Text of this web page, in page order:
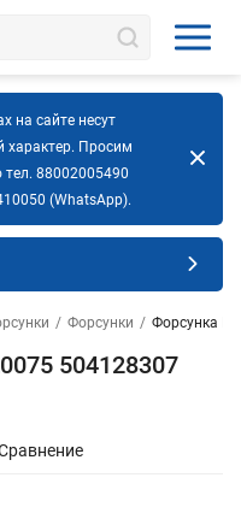
на сайте несут
Просим
тел. 88002005490
(WhatsApp).
/ Форсунки / Форсунка
504128307